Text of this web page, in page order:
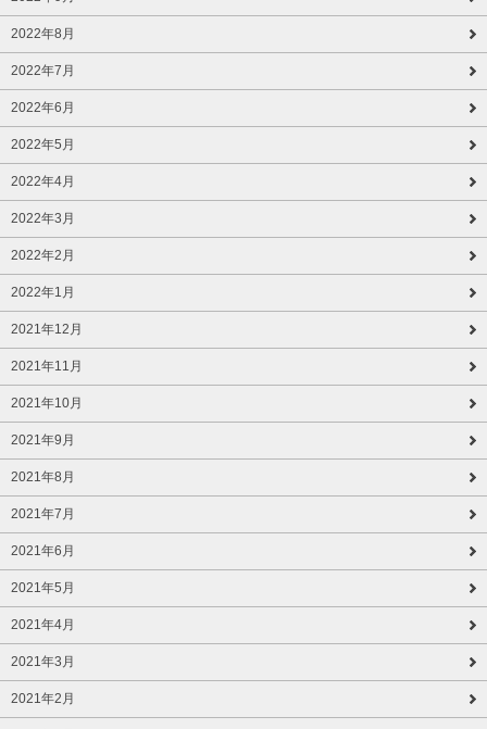
2022年8月
2022年7月
2022年6月
2022年5月
2022年4月
2022年3月
2022年2月
2022年1月
2021年12月
2021年11月
2021年10月
2021年9月
2021年8月
2021年7月
2021年6月
2021年5月
2021年4月
2021年3月
2021年2月